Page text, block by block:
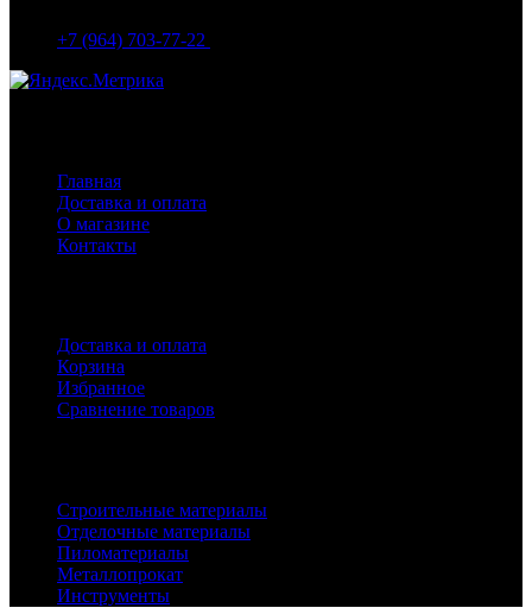
+7 (964) 703-77-22
Главная
Доставка и оплата
О магазине
Контакты
Доставка и оплата
Корзина
Избранное
Сравнение товаров
Строительные материалы
Отделочные материалы
Пиломатериалы
Металлопрокат
Инструменты